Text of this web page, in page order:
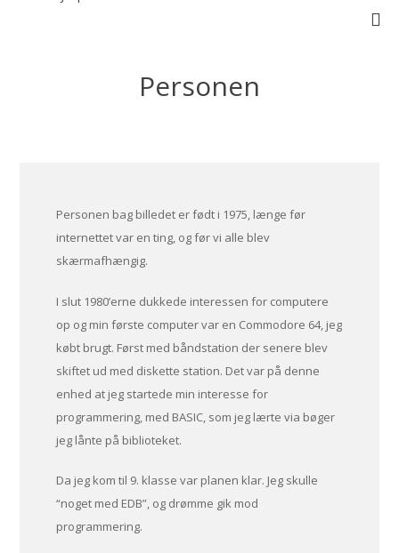
Personen
Personen bag billedet er født i 1975, længe før
internettet var en ting, og før vi alle blev
skærmafhængig.
I slut 1980’erne dukkede interessen for computere
op og min første computer var en Commodore 64, jeg
købt brugt. Først med båndstation der senere blev
skiftet ud med diskette station. Det var på denne
enhed at jeg startede min interesse for
programmering, med BASIC, som jeg lærte via bøger
jeg lånte på biblioteket.
Da jeg kom til 9. klasse var planen klar. Jeg skulle
“noget med EDB”, og drømme gik mod
programmering.